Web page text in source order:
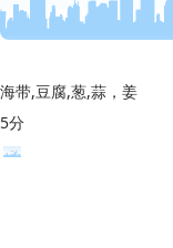
海带,豆腐,葱,蒜，姜
5分